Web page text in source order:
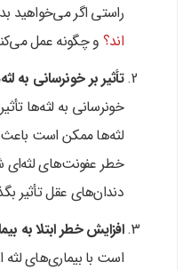
راستی اگر می‌خواهید
اند؟ و چگونه عمل
تأثیر بر خونرسانی به
خونرسانی به لثه‌ها
لثه‌ها ممکن است باعث
خطر عفونت‌های لثه‌ای
دندان‌های عقل تأثیر
افزایش خطر ابتلا به
است با بیماری‌های لثه